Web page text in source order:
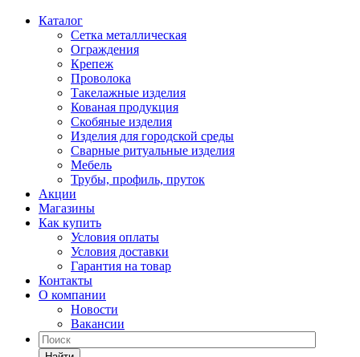
Каталог
Сетка металлическая
Ограждения
Крепеж
Проволока
Такелажные изделия
Кованая продукция
Скобяные изделия
Изделия для городской среды
Сварные ритуальные изделия
Мебель
Трубы, профиль, пруток
Акции
Магазины
Как купить
Условия оплаты
Условия доставки
Гарантия на товар
Контакты
О компании
Новости
Вакансии